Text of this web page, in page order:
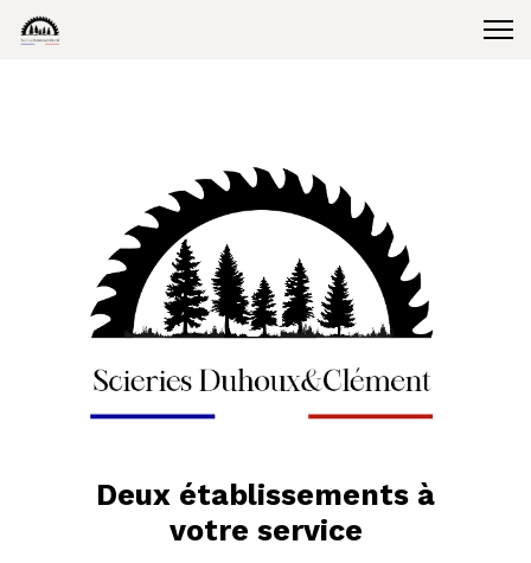
Deux établissements à
votre service